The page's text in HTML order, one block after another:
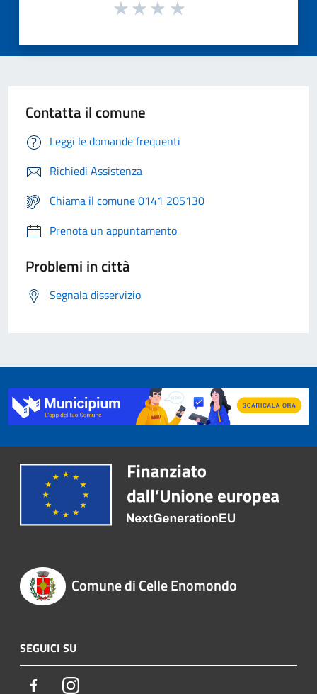
Contatta il comune
Leggi le domande frequenti
Richiedi Assistenza
Chiama il comune 0141 205130
Prenota un appuntamento
Problemi in città
Segnala disservizio
Comune di Celle Enomondo
SEGUICI SU
FacebookInstagram